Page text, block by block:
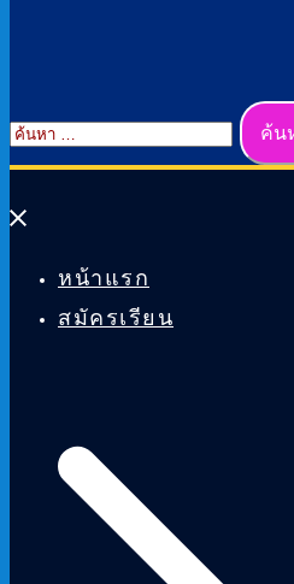
ค้นหา
สำหรับ:
Close
หน้าแรก
สมัครเรียน